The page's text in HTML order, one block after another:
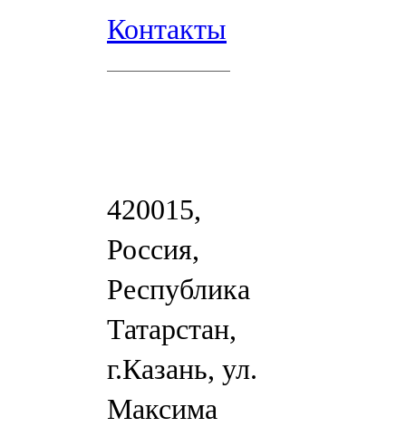
Контакты
420015,
Россия,
Республика
Татарстан,
г.Казань, ул.
Максима